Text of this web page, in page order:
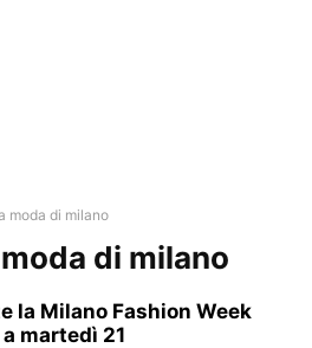
moda di milano
di milano
la Milano Fashion Week
martedì 21